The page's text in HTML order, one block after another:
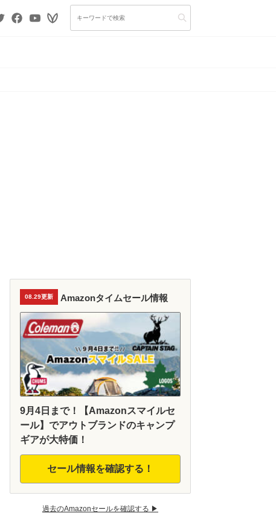
08.29更新 Amazonタイムセール情報
9月4日まで！【Amazonスマイルセ
ール】でアウトブランドのキャンプ
ギアが大特価！
セール情報を確認する！
過去のAmazonセールを確認する ▶︎